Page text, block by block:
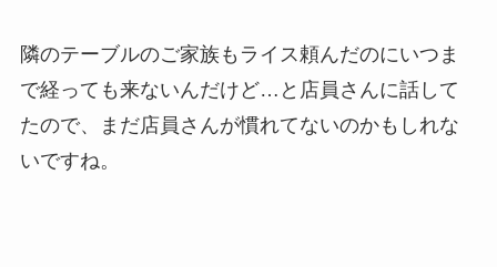
隣のテーブルのご家族もライス頼んだのにいつま
で経っても来ないんだけど…と店員さんに話して
たので、まだ店員さんが慣れてないのかもしれな
いですね。